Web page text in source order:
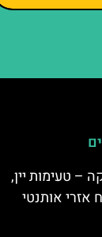
– טעימות יין,
אזרי אותנטי